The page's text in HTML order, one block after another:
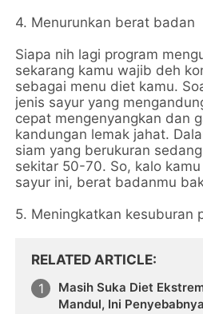
4. Menurunkan berat badan
Siapa nih lagi program
sekarang kamu wajib deh
sebagai menu diet kamu.
jenis sayur yang
cepat mengenyangkan dan
kandungan lemak jahat.
siam yang berukuran
sekitar 50-70. So, kalo
sayur ini, berat badanmu
5. Meningkatkan kesuburan
RELATED ARTICLE
Masih Suka Diet
Mandul, Ini Penyebabnya